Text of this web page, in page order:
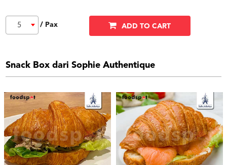
5 / Pax ADD TO CART
Snack Box dari Sophie Authentique